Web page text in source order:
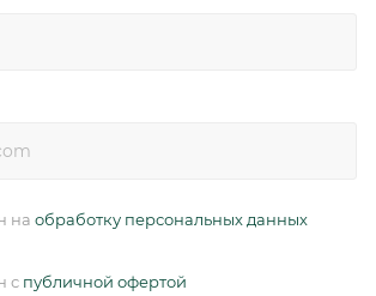
на обработку персональных данных
с публичной офертой